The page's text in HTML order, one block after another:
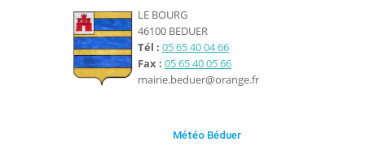
LE BOURG
46100 BEDUER
Tél : 05 65 40 04 66
Fax : 05 65 40 05 66
mairie.beduer@orange.fr